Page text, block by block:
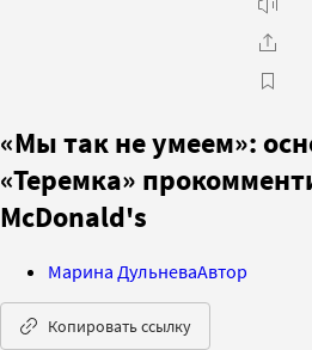
«Мы так не умеем»:
«Теремка»
McDonald's
Марина ДульневаАвтор
Копировать ссылку